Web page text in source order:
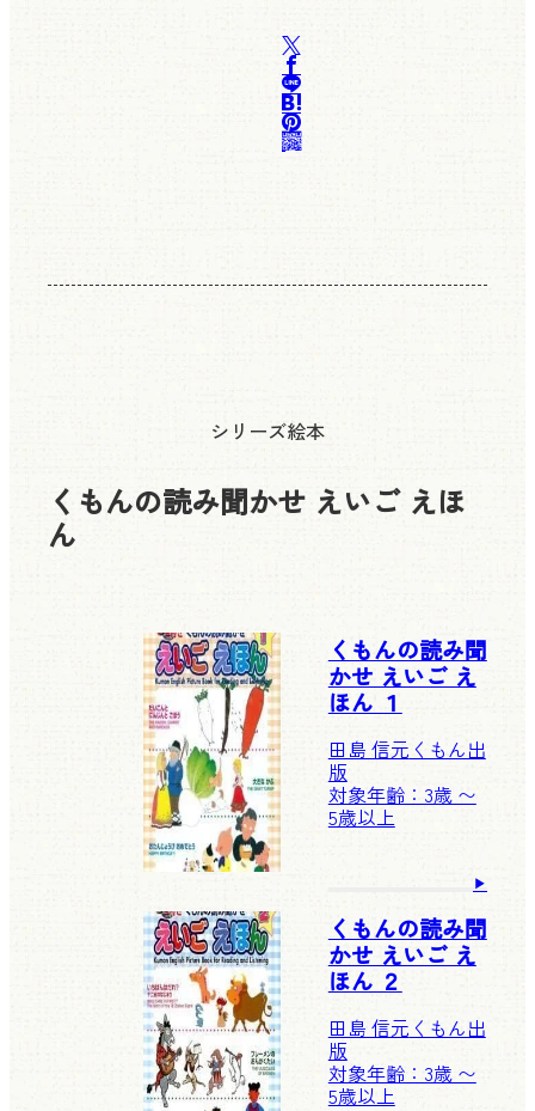
シリーズ絵本
くもんの読み聞かせ えいご えほ
ん
くもんの読み聞
かせ えいご え
ほん １
田島 信元 くもん出
版
対象年齢：3歳 〜
5歳以上
くもんの読み聞
かせ えいご え
ほん ２
田島 信元 くもん出
版
対象年齢：3歳 〜
5歳以上